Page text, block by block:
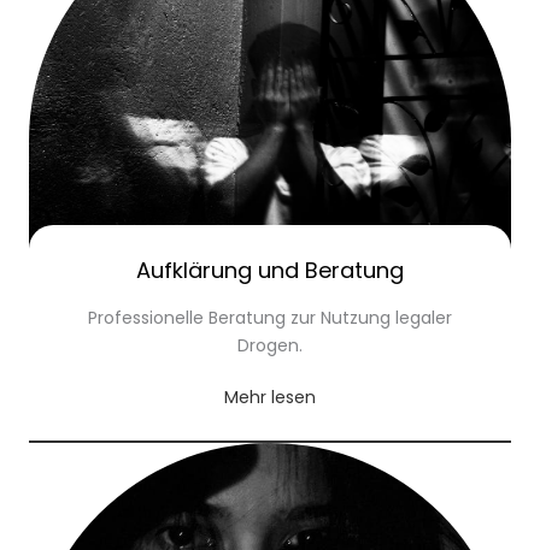
Aufklärung und Beratung
Professionelle Beratung zur Nutzung legaler
Drogen.
Mehr lesen